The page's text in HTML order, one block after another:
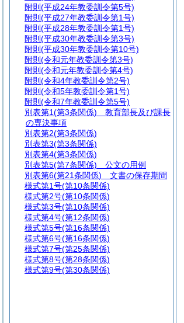
附則 (平成24年教委訓令第5号)
附則 (平成27年教委訓令第1号)
附則 (平成28年教委訓令第1号)
附則 (平成30年教委訓令第3号)
附則 (平成30年教委訓令第10号)
附則 (令和元年教委訓令第3号)
附則 (令和元年教委訓令第4号)
附則 (令和4年教委訓令第2号)
附則 (令和5年教委訓令第1号)
附則 (令和7年教委訓令第5号)
別表第1(第3条関係) 教育部長及び課長
の専決事項
別表第2(第3条関係)
別表第3(第3条関係)
別表第4(第3条関係)
別表第5(第7条関係) 公文の用例
別表第6(第21条関係) 文書の保存期間
様式第1号(第10条関係)
様式第2号(第10条関係)
様式第3号(第10条関係)
様式第4号(第12条関係)
様式第5号(第16条関係)
様式第6号(第16条関係)
様式第7号(第25条関係)
様式第8号(第28条関係)
様式第9号(第30条関係)